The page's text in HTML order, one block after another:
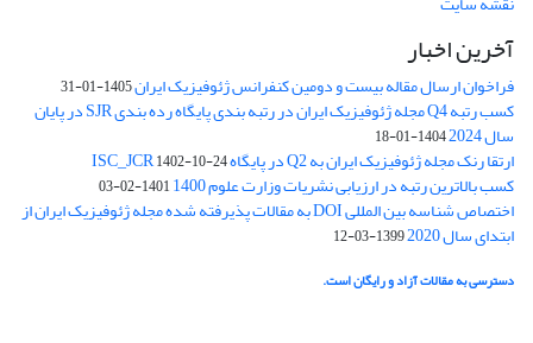
آخرین اخبار
فراخوان ارسال مقاله بیست و دومین کنفرانس ژئوفیزیک ایران1405-01-31
کسب رتبه Q4 مجله ژئوفیزیک ایران در رتبه بندی پایگاه رده بندی SJR در پایان
سال 2024 1404-01-18
ارتقا رنک مجله ژئوفیزیک ایران به Q2 در پایگاه ISC_JCR 1402-10-24
کسب بالاترین رتبه در ارزیابی نشریات وزارت علوم 1400 1401-02-03
اختصاص شناسه بین المللی DOI به مقالات پذیرفته شده مجله ژئوفیزیک ایران از
ابتدای سال 2020 1399-03-12
دسترسی به مقالات آزاد و رایگان است.